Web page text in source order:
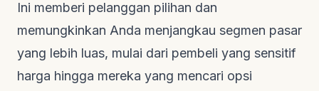
Ini memberi pelanggan pilihan dan
memungkinkan Anda menjangkau segmen pasar
yang lebih luas, mulai dari pembeli yang sensitif
harga hingga mereka yang mencari opsi